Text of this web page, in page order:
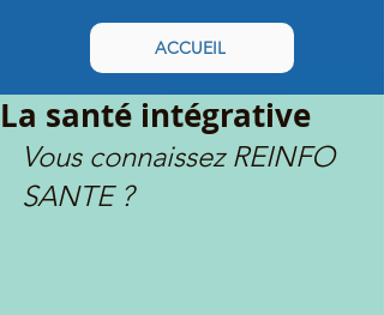
ACCUEIL
La santé intégrative
Vous connaissez REINFO
SANTE ?